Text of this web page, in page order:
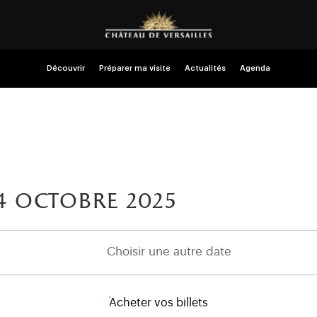
Découvrir Préparer ma visite Actualités Agenda
octobre 2025
Choisir une autre date
Acheter vos billets